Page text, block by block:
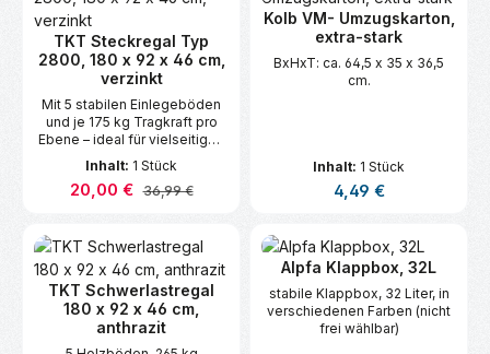
TKT Steckregal Typ
2800, 180 x 92 x 46 cm,
verzinkt
Mit 5 stabilen Einlegeböden
und je 175 kg Tragkraft pro
Ebene – ideal für vielseitigen
Stauraum.
Inhalt: 1 Stück
Verkaufspreis:
20,00 € Regulärer Preis:
36,99 €
Kolb VM- Umzugskarton,
extra-stark
BxHxT: ca. 64,5 x 35 x 36,5
cm.
Inhalt: 1 Stück
Regulärer Preis:
4,49 €
TKT Schwerlastregal
180 x 92 x 46 cm,
anthrazit
Alpfa Klappbox, 32L
stabile Klappbox, 32 Liter, in
verschiedenen Farben (nicht
frei wählbar)